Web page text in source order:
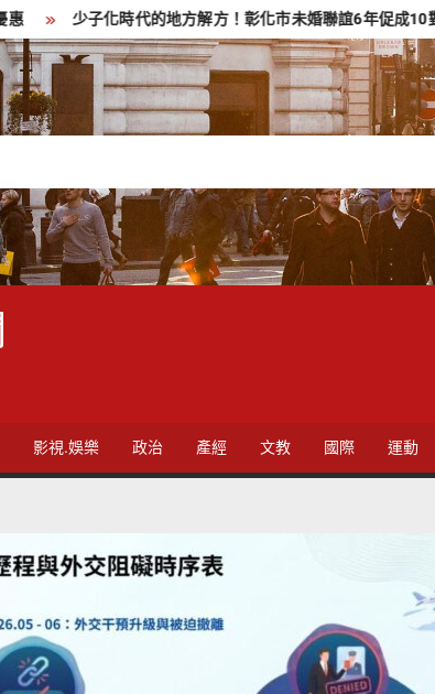
子化時代的地方解方！彰化市未婚聯誼6年促成10對佳偶
影視.娛樂 政治 產經 文教 國際 運動